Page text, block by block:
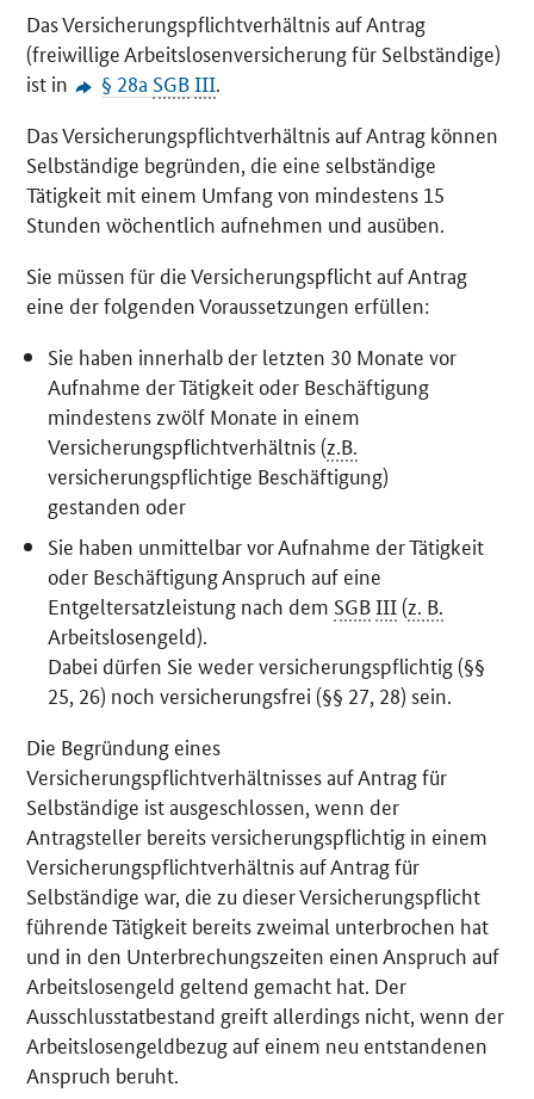
Das Versicherungspflichtverhältnis auf Antrag
(freiwillige Arbeitslosenversicherung für Selbständige)
ist in
§ 28a SGBIII.
Das Versicherungspflichtverhältnis auf Antrag können
Selbständige begründen, die eine selbständige
Tätigkeit mit einem Umfang von mindestens 15
Stunden wöchentlich aufnehmen und ausüben.
Sie müssen für die Versicherungspflicht auf Antrag
eine der folgenden Voraussetzungen erfüllen:
Sie haben innerhalb der letzten 30 Monate vor
Aufnahme der Tätigkeit oder Beschäftigung
mindestens zwölf Monate in einem
Versicherungspflichtverhältnis (z.B.
versicherungspflichtige Beschäftigung)
gestanden oder
Sie haben unmittelbar vor Aufnahme der Tätigkeit
oder Beschäftigung Anspruch auf eine
Entgeltersatzleistung nach dem SGBIII(z. B.
Arbeitslosengeld).
Dabei dürfen Sie weder versicherungspflichtig (§§
25, 26) noch versicherungsfrei (§§ 27, 28) sein.
Die Begründung eines
Versicherungspflichtverhältnisses auf Antrag für
Selbständige ist ausgeschlossen, wenn der
Antragsteller bereits versicherungspflichtig in einem
Versicherungspflichtverhältnis auf Antrag für
Selbständige war, die zu dieser Versicherungspflicht
führende Tätigkeit bereits zweimal unterbrochen hat
und in den Unterbrechungszeiten einen Anspruch auf
Arbeitslosengeld geltend gemacht hat. Der
Ausschlusstatbestand greift allerdings nicht, wenn der
Arbeitslosengeldbezug auf einem neu entstandenen
Anspruch beruht.